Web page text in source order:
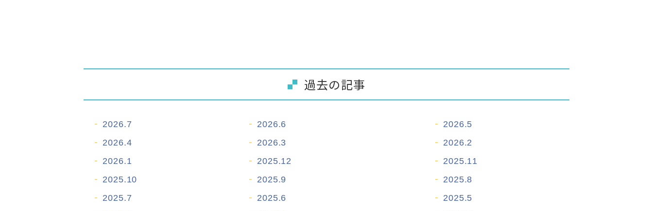
過去の記事
2026.7 2026.6
2026.5
2026.4
2026.3
2026.2
2026.1
2025.12
2025.11
2025.10
2025.9
2025.8
2025.7
2025.6
2025.5